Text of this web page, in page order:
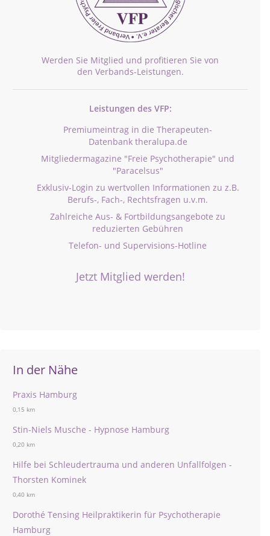
Werden Sie Mitglied und profitieren Sie von
den Verbands-Leistungen.
Leistungen des VFP:
Premiumeintrag in die Therapeuten-
Datenbank theralupa.de
Mitgliedermagazine "Freie Psychotherapie" und
"Paracelsus"
Exklusiv-Login zu wertvollen Informationen zu z.B.
Berufs-, Fach-, Rechtsfragen u.v.m.
Zahlreiche Aus- & Fortbildungsangebote zu
reduzierten Gebühren
Telefon- und Supervisions-Hotline
Jetzt Mitglied werden!
In der Nähe
Praxis Hamburg
0,15 km
Stin-Niels Musche - Hypnose Hamburg
0,20 km
Hilfe bei Schleudertrauma und anderen Unfallfolgen -
Thorsten Kominek
0,40 km
Dorothé Tensing Heilpraktikerin für Psychotherapie
Hamburg